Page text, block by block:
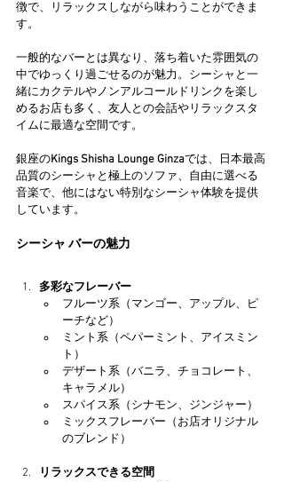
徴で、リラックスしながら味わうことができま
す。
一般的なバーとは異なり、落ち着いた雰囲気の
中でゆっくり過ごせるのが魅力。シーシャと一
緒にカクテルやノンアルコールドリンクを楽し
めるお店も多く、友人との会話やリラックスタ
イムに最適な空間です。
銀座のKings Shisha Lounge Ginzaでは、日本最高
品質のシーシャと極上のソファ、自由に選べる
音楽で、他にはない特別なシーシャ体験を提供
しています。
シーシャ バーの魅力
多彩なフレーバー
フルーツ系（マンゴー、アップル、ピ
ーチなど）
ミント系（ペパーミント、アイスミン
ト）
デザート系（バニラ、チョコレート、
キャラメル）
スパイス系（シナモン、ジンジャー）
ミックスフレーバー（お店オリジナル
のブレンド）
リラックスできる空間